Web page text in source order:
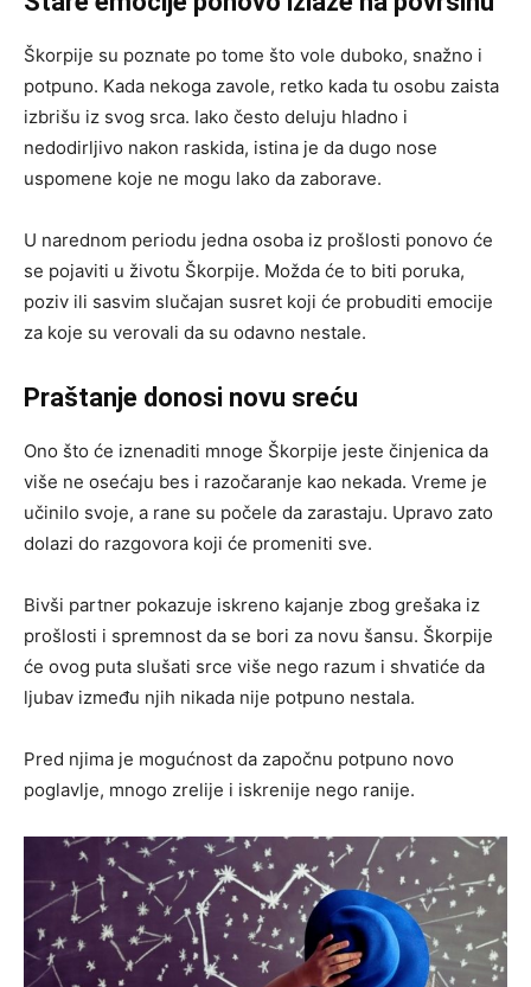
Škorpije su poznate po tome što vole duboko, snažno i
potpuno. Kada nekoga zavole, retko kada tu osobu zaista
izbrišu iz svog srca. Iako često deluju hladno i
nedodirljivo nakon raskida, istina je da dugo nose
uspomene koje ne mogu lako da zaborave.
U narednom periodu jedna osoba iz prošlosti ponovo će
se pojaviti u životu Škorpije. Možda će to biti poruka,
poziv ili sasvim slučajan susret koji će probuditi emocije
za koje su verovali da su odavno nestale.
Praštanje donosi novu sreću
Ono što će iznenaditi mnoge Škorpije jeste činjenica da
više ne osećaju bes i razočaranje kao nekada. Vreme je
učinilo svoje, a rane su počele da zarastaju. Upravo zato
dolazi do razgovora koji će promeniti sve.
Bivši partner pokazuje iskreno kajanje zbog grešaka iz
prošlosti i spremnost da se bori za novu šansu. Škorpije
će ovog puta slušati srce više nego razum i shvatiće da
ljubav između njih nikada nije potpuno nestala.
Pred njima je mogućnost da započnu potpuno novo
poglavlje, mnogo zrelije i iskrenije nego ranije.